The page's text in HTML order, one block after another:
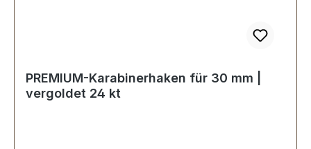
PREMIUM-Karabinerhaken für 30 mm |
vergoldet 24 kt